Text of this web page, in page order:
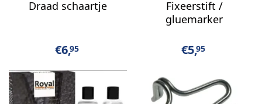
Draad schaartje
€6,95
Fixeerstift /
gluemarker
€5,95